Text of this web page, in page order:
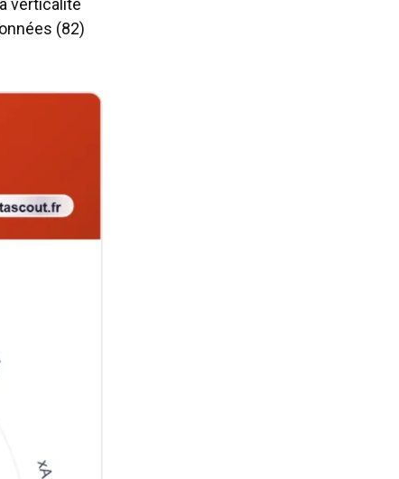
verticalité
(82)